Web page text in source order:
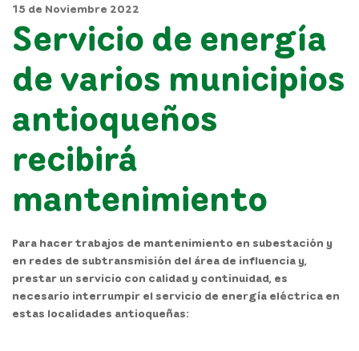
15 de Noviembre 2022
Servicio de energía
de varios municipios
antioqueños
recibirá
mantenimiento
Para hacer trabajos de mantenimiento en subestación y
en redes de subtransmisión del área de influencia y,
prestar un servicio con calidad y continuidad, es
necesario interrumpir el servicio de energía eléctrica en
estas localidades antioqueñas: